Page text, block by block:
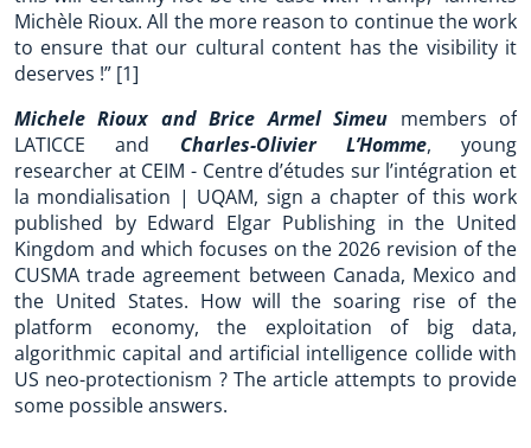
Michèle Rioux. All the more reason to continue the work
to ensure that our cultural content has the visibility it
deserves !” [1]
Michele Rioux and Brice Armel Simeu members of
LATICCE and Charles-Olivier L’Homme, young
researcher at CEIM - Centre d’études sur l’intégration et
la mondialisation | UQAM, sign a chapter of this work
published by Edward Elgar Publishing in the United
Kingdom and which focuses on the 2026 revision of the
CUSMA trade agreement between Canada, Mexico and
the United States. How will the soaring rise of the
platform economy, the exploitation of big data,
algorithmic capital and artificial intelligence collide with
US neo-protectionism ? The article attempts to provide
some possible answers.